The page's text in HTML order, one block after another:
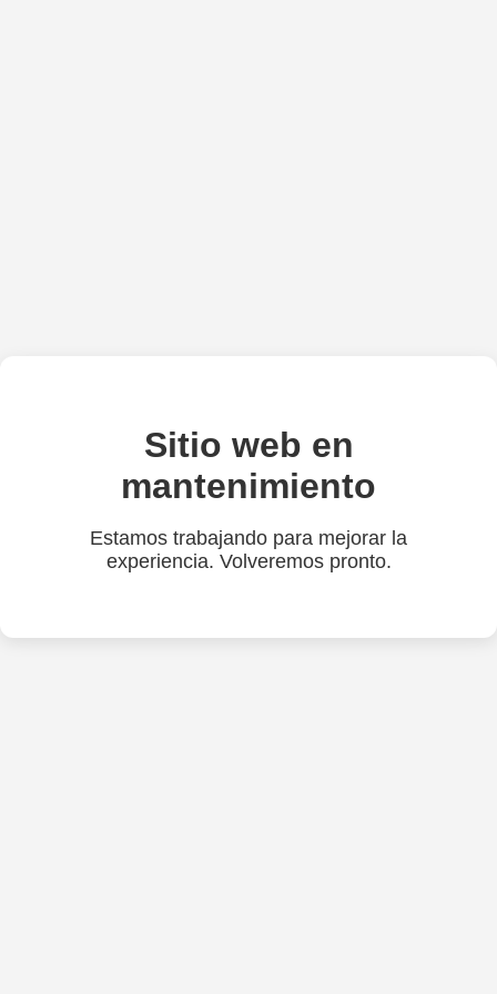
Sitio web en
mantenimiento
Estamos trabajando para mejorar la
experiencia. Volveremos pronto.